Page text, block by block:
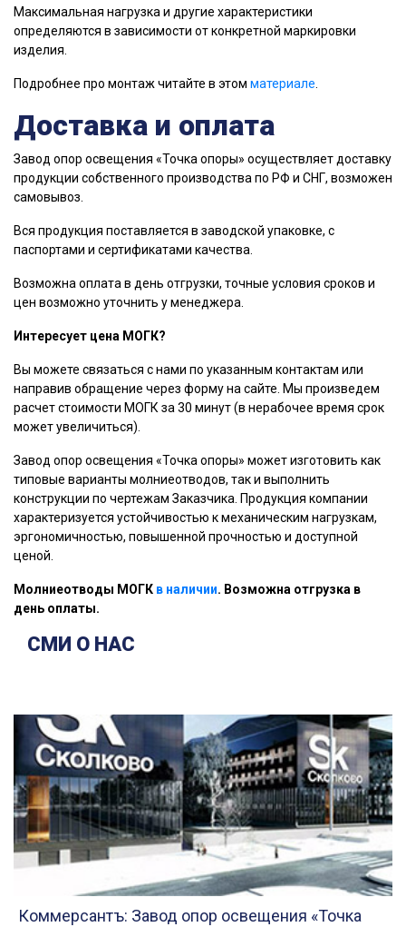
Максимальная нагрузка и другие характеристики
определяются в зависимости от конкретной маркировки
изделия.
Подробнее про монтаж читайте в этом материале
Доставка и оплата
Завод опор освещения «Точка опоры» осуществляет доставку
продукции собственного производства по РФ и СНГ, возможен
самовывоз.
Вся продукция поставляется в заводской упаковке, с
паспортами и сертификатами качества.
Возможна оплата в день отгрузки, точные условия сроков и
цен возможно уточнить у менеджера.
Интересует цена МОГК?
Вы можете связаться с нами по указанным контактам или
направив обращение через форму на сайте. Мы произведем
расчет стоимости МОГК за 30 минут (в нерабочее время срок
может увеличиться).
Завод опор освещения «Точка опоры» может изготовить как
типовые варианты молниеотводов, так и выполнить
конструкции по чертежам Заказчика. Продукция компании
характеризуется устойчивостью к механическим нагрузкам,
эргономичностью, повышенной прочностью и доступной
ценой.
Молниеотводы МОГК в наличии. Возможна отгрузка в
день оплаты.
СМИ О НАС
Коммерсантъ: Завод опор освещения «Точка